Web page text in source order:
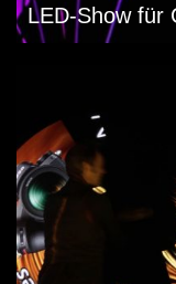
LED-Show für